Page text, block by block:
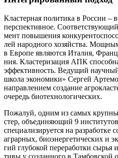
Кла­стер­ная поли­ти­ка в Рос­сии –
пер­спек­тив­ное.
мент повы­ше­ния
лей народ­но­го хозяй­ства.
в Евро­пе явля­ют­ся Ита­лия,
ния. Кла­сте­ри­за­ция АПК
эффек­тив­ность. Веду­щий
шко­ла эко­но­ми­ки» Сер­гей
направ­ле­ни­ем созда­ние
оче­редь биотехнологических.
Пожа­луй, одним из самых
стер, объ­еди­ня­ю­щий 9
спе­ци­а­ли­зи­ру­ет­ся на раз­ра­бот­ке
аграр­ных, био­энер­ге­ти­че­ских и
гий глу­бо­кой пере­ра­бот­ки
ти­вы у создан­но­го в Там­бов­ской